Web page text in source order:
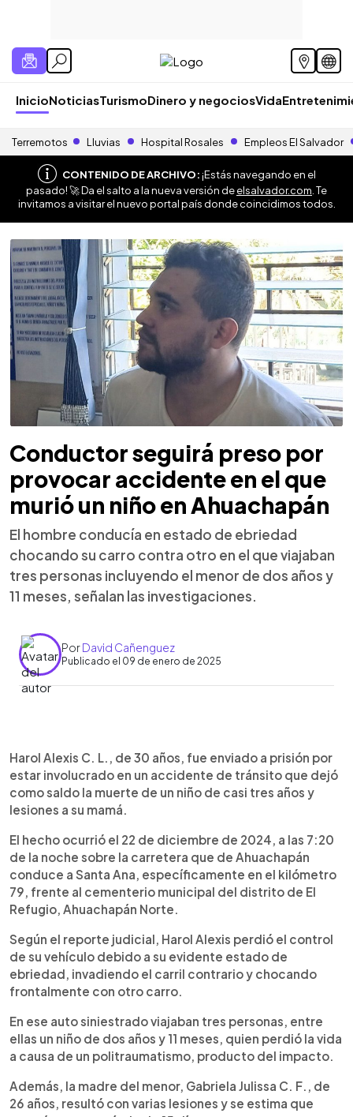
InicioNoticiasTurismoDinero y negociosVida
Terremotos Lluvias Hospital Rosales Empleos El Salvador
CONTENIDO DE ARCHIVO:¡Estás navegando en el
pasado! 🚀 Da el salto a la nueva versión deelsalvador.com . Te
invitamos a visitar el nuevo portal país donde coincidimos todos.
Conductor seguirá preso por
provocar accidente en el que
murió un niño en Ahuachapán
El hombre conducía en estado de ebriedad
chocando su carro contra otro en el que viajaban
tres personas incluyendo el menor de dos años y
11 meses, señalan las investigaciones.
PorDavid Cañenguez
Publicado el 09 de enero de 2025
► Escuchar artículo
Harol Alexis C. L., de 30 años, fue enviado a prisión por
estar involucrado en un accidente de tránsito que dejó
como saldo la muerte de un niño de casi tres años y
lesiones a su mamá.
El hecho ocurrió el 22 de diciembre de 2024, a las 7:20
de la noche sobre la carretera que de Ahuachapán
conduce a Santa Ana, específicamente en el kilómetro
79, frente al cementerio municipal del distrito de El
Refugio, Ahuachapán Norte.
Según el reporte judicial, Harol Alexis perdió el control
de su vehículo debido a su evidente estado de
ebriedad, invadiendo el carril contrario y chocando
frontalmente con otro carro.
En ese auto siniestrado viajaban tres personas, entre
ellas un niño de dos años y 11 meses, quien perdió la vida
a causa de un politraumatismo, producto del impacto.
Además, la madre del menor, Gabriela Julissa C. F., de
26 años, resultó con varias lesiones y se estima que